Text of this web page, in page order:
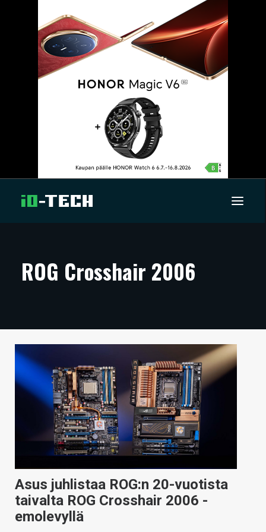
ARTIKKELIT
TECHBBS
TIETOA
HINTA.FI
VAIHDA TEEMA
HAKU
ROG Crosshair 2006
Asus juhlistaa ROG:n 20-vuotista
taivalta ROG Crosshair 2006 -
emolevyllä